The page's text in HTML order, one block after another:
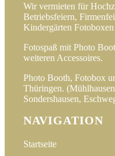
Wir vermieten für
Betriebsfeiern,
Kindergärten
Fotospaß mit Photo
weiteren Accessoires.
Photo Booth, Fotobox
Thüringen.
Sondershausen,
NAVIGATION
Startseite